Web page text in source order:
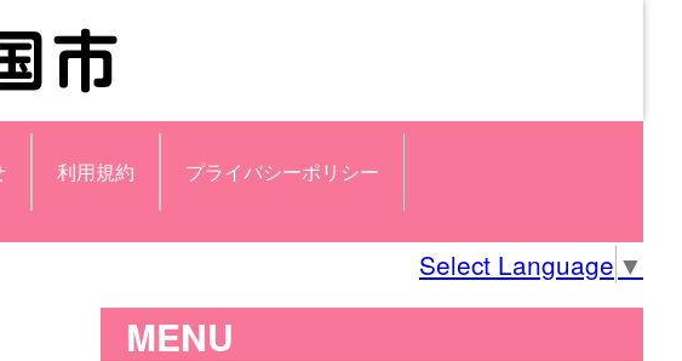
利用規約 プライバシーポリシー
Select Language ▼
MENU